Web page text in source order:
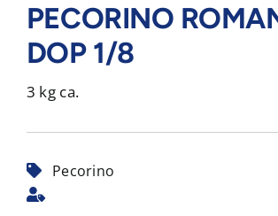
PECORINO
DOP 1/8
3 kg ca.
Pecorino